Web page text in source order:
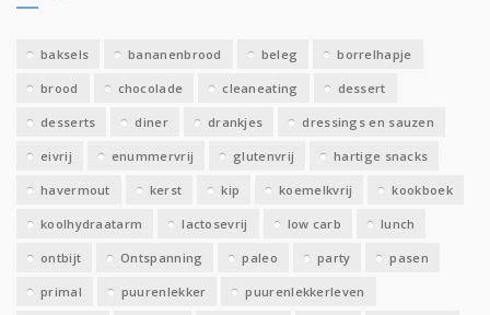
v
baksels bananenbrood beleg borrelhapje
brood chocolade cleaneating dessert
desserts diner drankjes dressings en sauzen
eivrij enummervrij glutenvrij hartige snacks
havermout kerst kip koemelkvrij kookboek
koolhydraatarm lactosevrij low carb lunch
ontbijt Ontspanning paleo party pasen
primal puurenlekker puurenlekkerleven